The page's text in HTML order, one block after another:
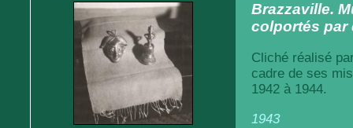
Brazzaville.
colportés par
Cliché réalisé
cadre de ses
1942 à 1944.
1943